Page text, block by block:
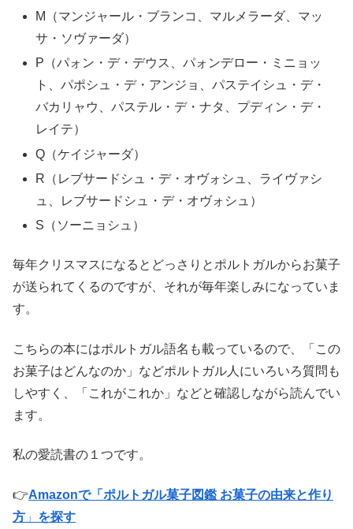
M（マンジャール・ブランコ、マルメラーダ、マッ
サ・ソヴァーダ）
P（パォン・デ・デウス、パォンデロー・ミニョッ
ト、パポシュ・デ・アンジョ、パステイシュ・デ・
バカリャウ、パステル・デ・ナタ、プディン・デ・
レイテ）
Q（ケイジャーダ）
R（レブサードシュ・デ・オヴォシュ、ライヴァシ
ュ、レブサードシュ・デ・オヴォシュ）
S（ソーニョシュ）
毎年クリスマスになるとどっさりとポルトガルからお菓子
が送られてくるのですが、それが毎年楽しみになっていま
す。
こちらの本にはポルトガル語名も載っているので、「この
お菓子はどんなのか」などポルトガル人にいろいろ質問も
しやすく、「これがこれか」などと確認しながら読んでい
ます。
私の愛読書の１つです。
👉Amazonで「ポルトガル菓子図鑑 お菓子の由来と作り
方 」 を探す